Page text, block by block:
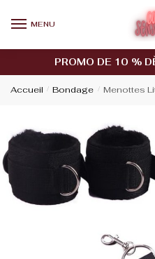
MENU
PROMO DE 10 %
Accueil / Bondage / Menottes